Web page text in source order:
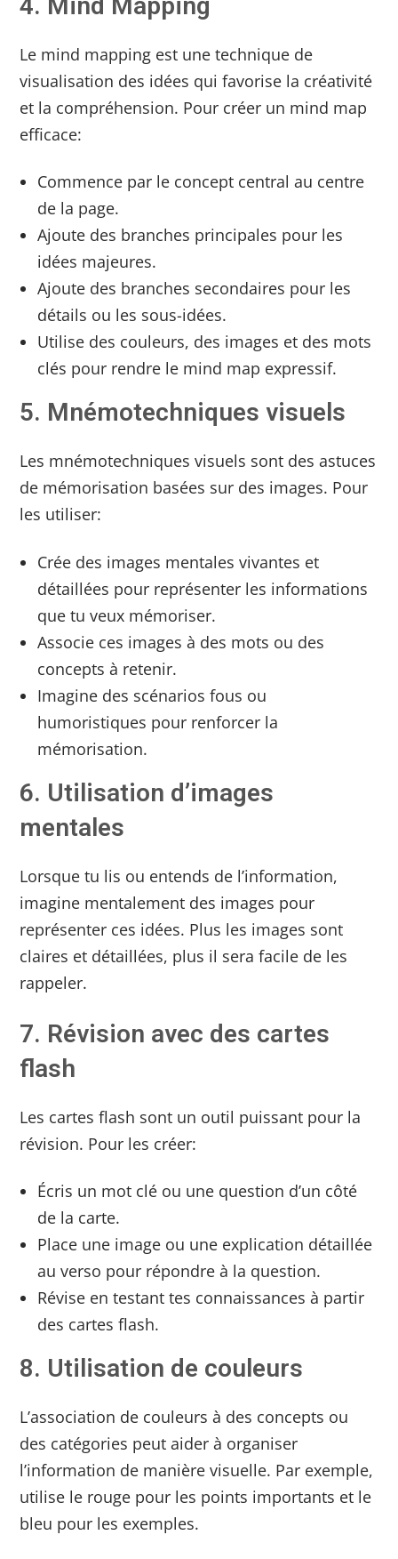
Le mind mapping est une technique de
visualisation des idées qui favorise la créativité
et la compréhension. Pour créer un mind map
efficace:
Commence par le concept central au centre
de la page.
Ajoute des branches principales pour les
idées majeures.
Ajoute des branches secondaires pour les
détails ou les sous-idées.
Utilise des couleurs, des images et des mots
clés pour rendre le mind map expressif.
5. Mnémotechniques visuels
Les mnémotechniques visuels sont des astuces
de mémorisation basées sur des images. Pour
les utiliser:
Crée des images mentales vivantes et
détaillées pour représenter les informations
que tu veux mémoriser.
Associe ces images à des mots ou des
concepts à retenir.
Imagine des scénarios fous ou
humoristiques pour renforcer la
mémorisation.
6. Utilisation d’images
mentales
Lorsque tu lis ou entends de l’information,
imagine mentalement des images pour
représenter ces idées. Plus les images sont
claires et détaillées, plus il sera facile de les
rappeler.
7. Révision avec des cartes
flash
Les cartes flash sont un outil puissant pour la
révision. Pour les créer:
Écris un mot clé ou une question d’un côté
de la carte.
Place une image ou une explication détaillée
au verso pour répondre à la question.
Révise en testant tes connaissances à partir
des cartes flash.
8. Utilisation de couleurs
L’association de couleurs à des concepts ou
des catégories peut aider à organiser
l’information de manière visuelle. Par exemple,
utilise le rouge pour les points importants et le
bleu pour les exemples.